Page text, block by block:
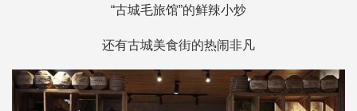
“古城毛旅馆”的鲜辣小炒
还有古城美食街的热闹非凡